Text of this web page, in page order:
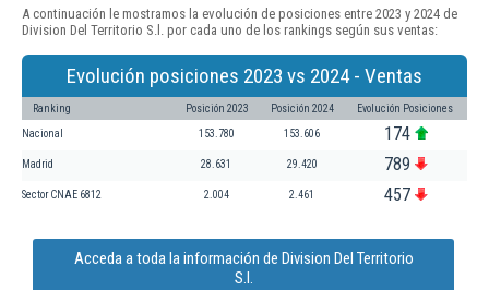
A continuación le mostramos la evolución de posiciones entre 2023 y 2024 de
Division Del Territorio S.l. por cada uno de los rankings según sus ventas:
Evolución posiciones 2023 vs 2024 - Ventas
Ranking Posición 2023 Posición 2024 Evolución Posiciones
Nacional 153.780 153.606 174
Madrid 28.631 29.420 789
Sector CNAE 6812 2.004 2.461 457
Acceda a toda la información de Division Del Territorio
S.l.